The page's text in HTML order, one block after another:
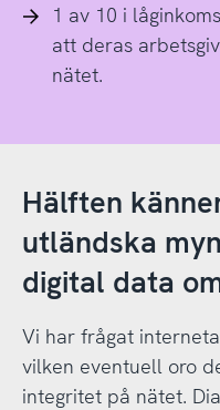
1 av 10 i
att deras
nätet.
Hälften
utländska
digital data
Vi har frågat
vilken eventuell oro
integritet på nätet.